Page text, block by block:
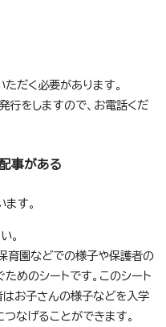
だく必要があります。
行をしますので、お電話くだ
事がある
す。
。
育園などでの様子や保護者の
めのシートです。このシート
はお子さんの様子などを入学
なげることができます。